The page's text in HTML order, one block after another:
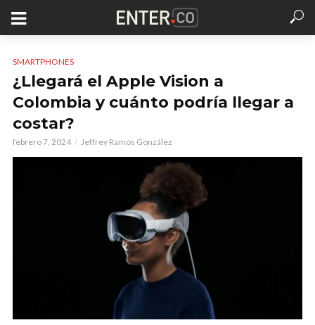
SMARTPHONES
¿Llegará el Apple Vision a
Colombia y cuánto podría llegar a
costar?
febrero 7, 2024 Jeffrey Ramos González